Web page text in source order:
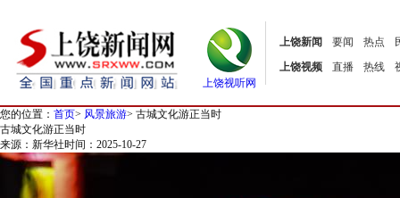
上饶视听网
上饶新闻 要闻 热点
上饶视频
直播 热线
您的位置： 首页> 风景旅游> 古城文化游正当时
古城文化游正当时
来源：新华社时间：2025-10-27